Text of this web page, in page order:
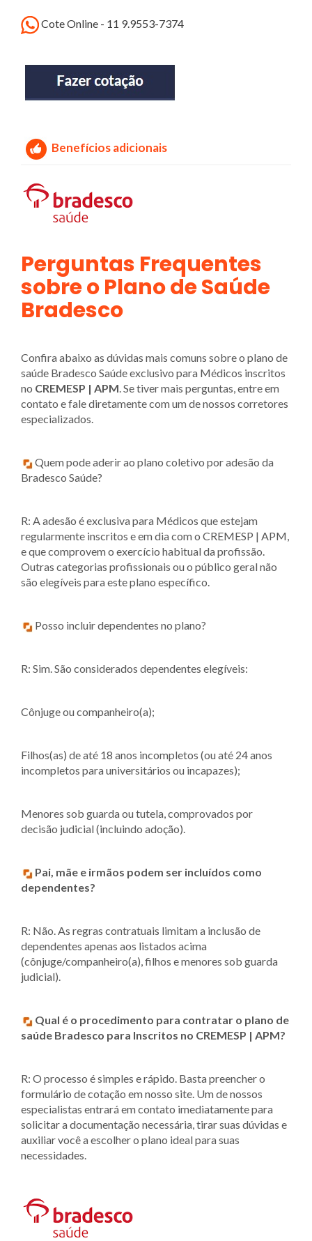
Cote Online - 11 9.9553-7374
Benefícios adicionais
Perguntas Frequentes
sobre o Plano de Saúde
Bradesco
Confira abaixo as dúvidas mais comuns sobre o plano de
saúde Bradesco Saúde exclusivo para Médicos inscritos
no CREMESP | APM . Se tiver mais perguntas, entre em
contato e fale diretamente com um de nossos corretores
especializados.
Quem pode aderir ao plano coletivo por adesão da
Bradesco Saúde?
R: A adesão é exclusiva para Médicos que estejam
regularmente inscritos e em dia com o CREMESP | APM,
e que comprovem o exercício habitual da profissão.
Outras categorias profissionais ou o público geral não
são elegíveis para este plano específico.
Posso incluir dependentes no plano?
R: Sim. São considerados dependentes elegíveis:
Cônjuge ou companheiro(a);
Filhos(as) de até 18 anos incompletos (ou até 24 anos
incompletos para universitários ou incapazes);
Menores sob guarda ou tutela, comprovados por
decisão judicial (incluindo adoção).
Pai, mãe e irmãos podem ser incluídos como
dependentes?
R: Não. As regras contratuais limitam a inclusão de
dependentes apenas aos listados acima
(cônjuge/companheiro(a), filhos e menores sob guarda
judicial).
Qual é o procedimento para contratar o plano de
saúde Bradesco para Inscritos no CREMESP | APM?
R: O processo é simples e rápido. Basta preencher o
formulário de cotação em nosso site. Um de nossos
especialistas entrará em contato imediatamente para
solicitar a documentação necessária, tirar suas dúvidas e
auxiliar você a escolher o plano ideal para suas
necessidades.